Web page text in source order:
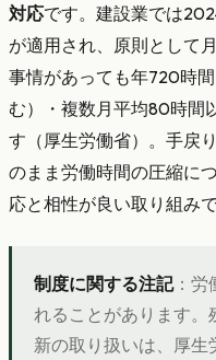
対応です。建設業では
が適用され、原則として
事情があっても年720時
む）・複数月平均80時間
す（厚生労働省）。手戻
のまま労働時間の圧縮に
応と相性が良い取り組みで
制度に関する注記：労
れることがあります
新の取り扱いは、厚